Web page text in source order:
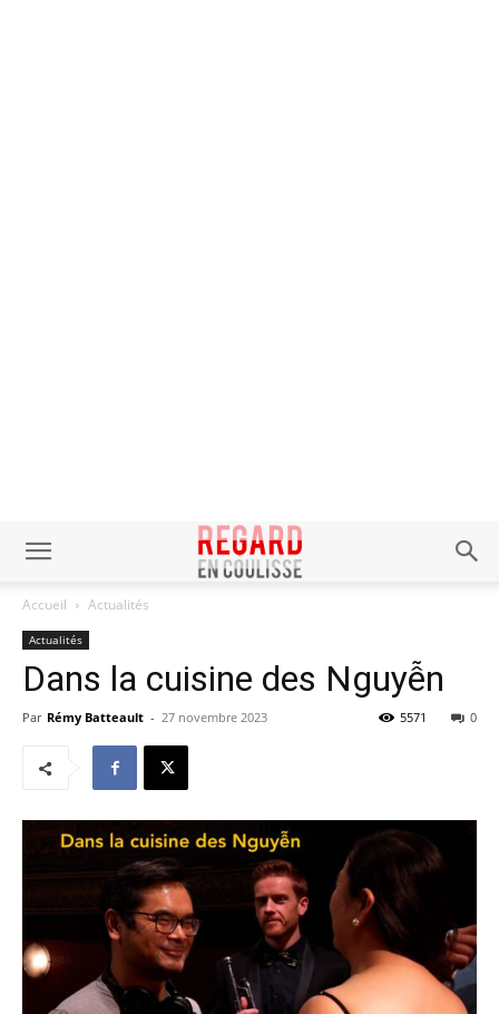
Accueil Actualités
Actualités
Dans la cuisine des Nguyễn
Par Rémy Batteault - 27 novembre 2023 0
5571